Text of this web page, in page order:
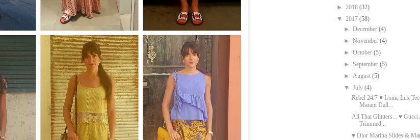
► 2018 (32)
▼ 2017 (58)
►December(4)
►November(4)
►October(5)
► September(5)
►August(5)
▼July(4)
Rebel 24/7 ♥ Ironic Lux
Marant Dall...
All That Glittters... ♥ Gucci
Trimmed...
♥ Dior Marina Slides &